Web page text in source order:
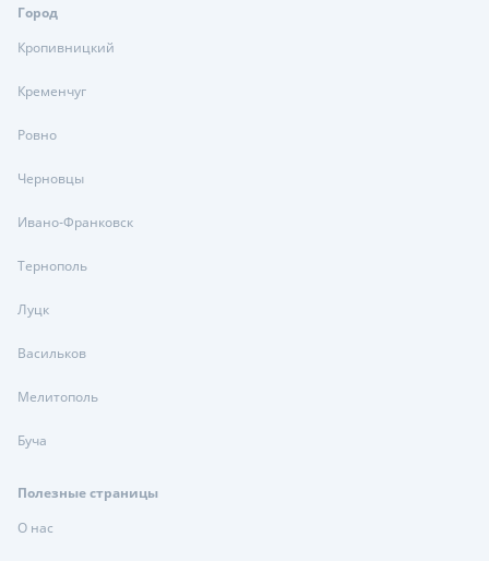
Город
Кропивницкий
Кременчуг
Ровно
Черновцы
Ивано-Франковск
Тернополь
Луцк
Васильков
Мелитополь
Буча
Полезные страницы
О нас